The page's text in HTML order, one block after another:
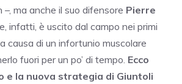
–, ma anche il suo difensore Pierre
infatti, è uscito dal campo nei primi
causa di un infortunio muscolare
fuori per un po’ di tempo. Ecco
e la nuova strategia di Giuntoli